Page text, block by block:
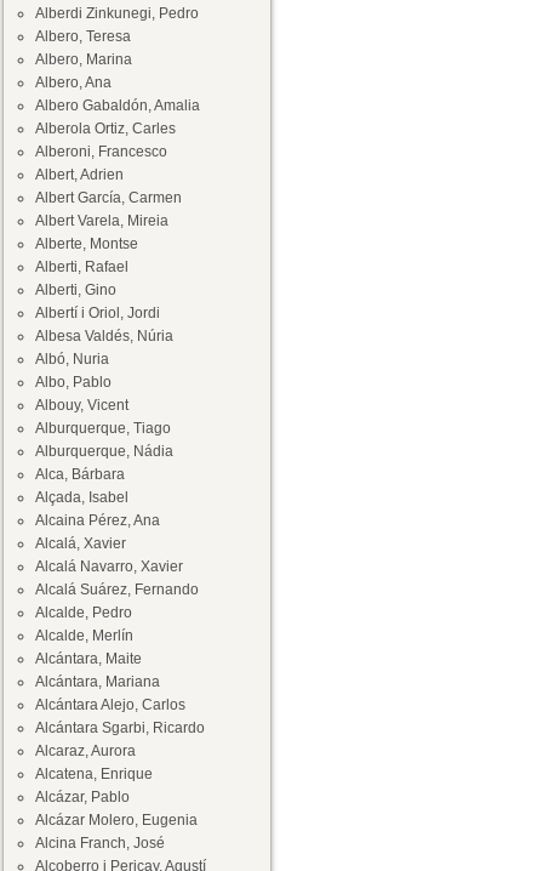
Alberdi Zinkunegi, Pedro
Albero, Teresa
Albero, Marina
Albero, Ana
Albero Gabaldón, Amalia
Alberola Ortiz, Carles
Alberoni, Francesco
Albert, Adrien
Albert García, Carmen
Albert Varela, Mireia
Alberte, Montse
Alberti, Rafael
Alberti, Gino
Albertí i Oriol, Jordi
Albesa Valdés, Núria
Albó, Nuria
Albo, Pablo
Albouy, Vicent
Alburquerque, Tiago
Alburquerque, Nádia
Alca, Bárbara
Alçada, Isabel
Alcaina Pérez, Ana
Alcalá, Xavier
Alcalá Navarro, Xavier
Alcalá Suárez, Fernando
Alcalde, Pedro
Alcalde, Merlín
Alcántara, Maite
Alcántara, Mariana
Alcántara Alejo, Carlos
Alcántara Sgarbi, Ricardo
Alcaraz, Aurora
Alcatena, Enrique
Alcázar, Pablo
Alcázar Molero, Eugenia
Alcina Franch, José
Alcoberro i Pericay, Agustí